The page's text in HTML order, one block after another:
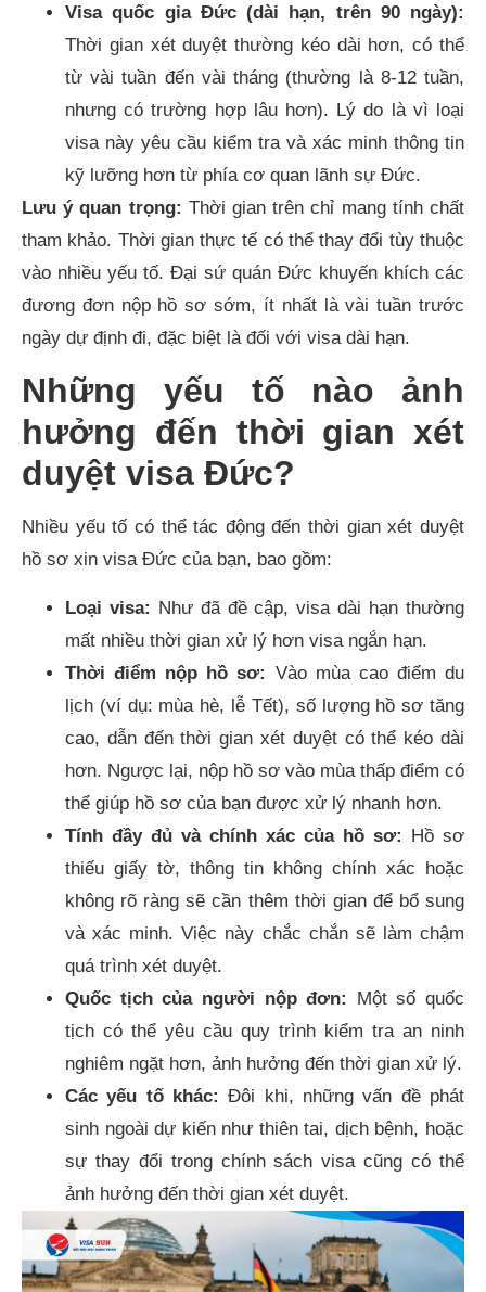
Visa quốc gia Đức (dài hạn, trên 90 ngày):
Thời gian xét duyệt thường kéo dài hơn, có thể
từ vài tuần đến vài tháng (thường là 8-12 tuần,
nhưng có trường hợp lâu hơn). Lý do là vì loại
visa này yêu cầu kiểm tra và xác minh thông tin
kỹ lưỡng hơn từ phía cơ quan lãnh sự Đức.
Lưu ý quan trọng: Thời gian trên chỉ mang tính chất
tham khảo. Thời gian thực tế có thể thay đổi tùy thuộc
vào nhiều yếu tố. Đại sứ quán Đức khuyến khích các
đương đơn nộp hồ sơ sớm, ít nhất là vài tuần trước
ngày dự định đi, đặc biệt là đối với visa dài hạn.
Những yếu tố nào ảnh
hưởng đến thời gian xét
duyệt visa Đức?
Nhiều yếu tố có thể tác động đến thời gian xét duyệt
hồ sơ xin visa Đức của bạn, bao gồm:
Loại visa: Như đã đề cập, visa dài hạn thường
mất nhiều thời gian xử lý hơn visa ngắn hạn.
Thời điểm nộp hồ sơ: Vào mùa cao điểm du
lịch (ví dụ: mùa hè, lễ Tết), số lượng hồ sơ tăng
cao, dẫn đến thời gian xét duyệt có thể kéo dài
hơn. Ngược lại, nộp hồ sơ vào mùa thấp điểm có
thể giúp hồ sơ của bạn được xử lý nhanh hơn.
Tính đầy đủ và chính xác của hồ sơ: Hồ sơ
thiếu giấy tờ, thông tin không chính xác hoặc
không rõ ràng sẽ cần thêm thời gian để bổ sung
và xác minh. Việc này chắc chắn sẽ làm chậm
quá trình xét duyệt.
Quốc tịch của người nộp đơn:
Một số quốc
tịch có thể yêu cầu quy trình kiểm tra an ninh
nghiêm ngặt hơn, ảnh hưởng đến thời gian xử lý.
Các yếu tố khác: Đôi khi, những vấn đề phát
sinh ngoài dự kiến như thiên tai, dịch bệnh, hoặc
sự thay đổi trong chính sách visa cũng có thể
ảnh hưởng đến thời gian xét duyệt.